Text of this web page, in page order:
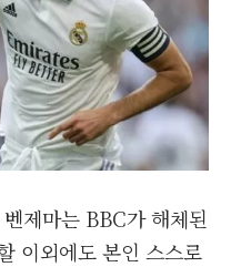
제마는 BBC가 해체된
이외에도 본인 스스로